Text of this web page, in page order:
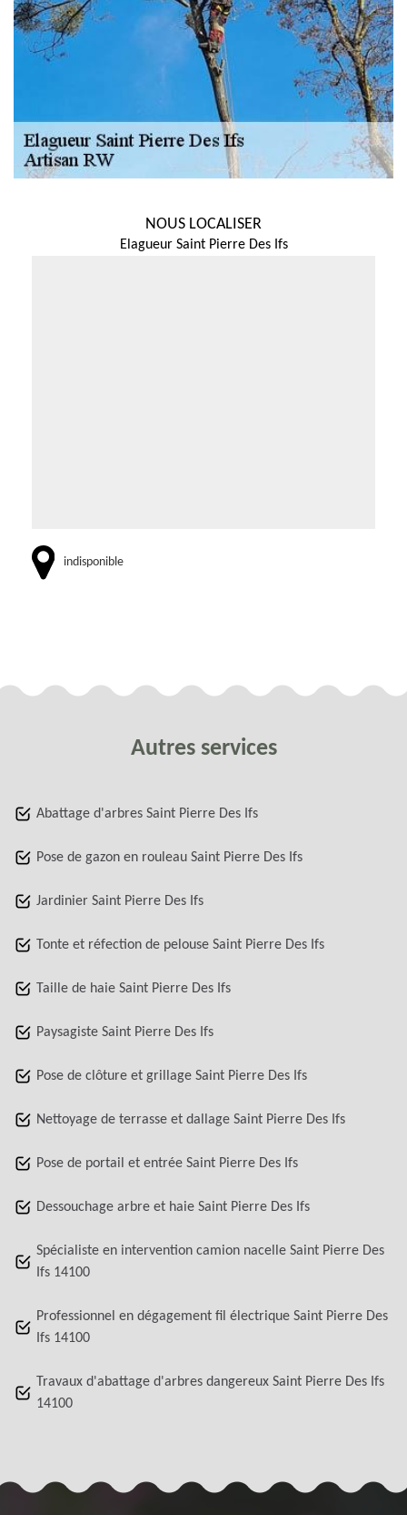
NOUS LOCALISER
Elagueur Saint Pierre Des Ifs
indisponible
Autres services
Abattage d'arbres Saint Pierre Des Ifs
Pose de gazon en rouleau Saint Pierre Des Ifs
Jardinier Saint Pierre Des Ifs
Tonte et réfection de pelouse Saint Pierre Des Ifs
Taille de haie Saint Pierre Des Ifs
Paysagiste Saint Pierre Des Ifs
Pose de clôture et grillage Saint Pierre Des Ifs
Nettoyage de terrasse et dallage Saint Pierre Des Ifs
Pose de portail et entrée Saint Pierre Des Ifs
Dessouchage arbre et haie Saint Pierre Des Ifs
Spécialiste en intervention camion nacelle Saint Pierre Des
Ifs 14100
Professionnel en dégagement fil électrique Saint Pierre Des
Ifs 14100
Travaux d'abattage d'arbres dangereux Saint Pierre Des Ifs
14100